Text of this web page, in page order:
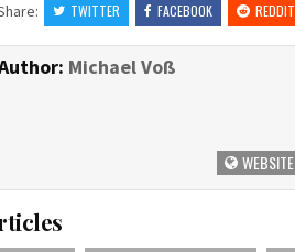
TWITTER FACEBOOK REDDIT
Michael Voß
WEBSITE